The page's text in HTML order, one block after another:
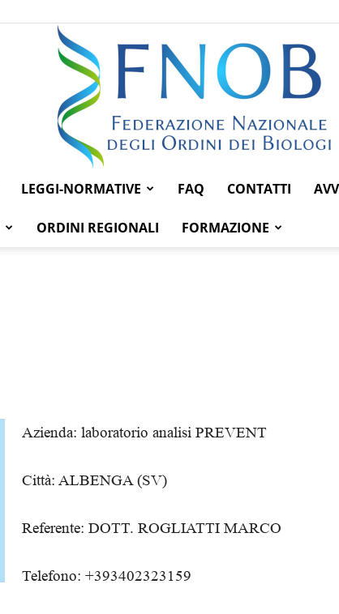
Federazione
degli
Ordini
LEGGI-NORMATIVE FAQ CONTATTI
ORDINI REGIONALI FORMAZIONE
Azienda: laboratorio analisi PREVENT
Città: ALBENGA (SV)
Referente: DOTT. ROGLIATTI MARCO
Telefono: +393402323159